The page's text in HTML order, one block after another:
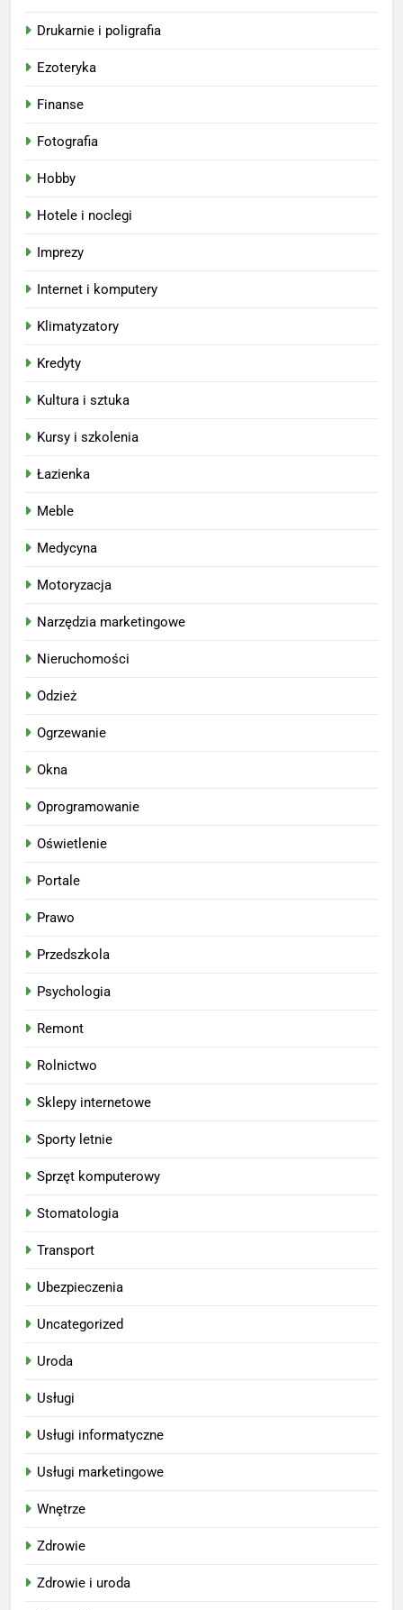
Drukarnie i poligrafia
Ezoteryka
Finanse
Fotografia
Hobby
Hotele i noclegi
Imprezy
Internet i komputery
Klimatyzatory
Kredyty
Kultura i sztuka
Kursy i szkolenia
Łazienka
Meble
Medycyna
Motoryzacja
Narzędzia marketingowe
Nieruchomości
Odzież
Ogrzewanie
Okna
Oprogramowanie
Oświetlenie
Portale
Prawo
Przedszkola
Psychologia
Remont
Rolnictwo
Sklepy internetowe
Sporty letnie
Sprzęt komputerowy
Stomatologia
Transport
Ubezpieczenia
Uncategorized
Uroda
Usługi
Usługi informatyczne
Usługi marketingowe
Wnętrze
Zdrowie
Zdrowie i uroda